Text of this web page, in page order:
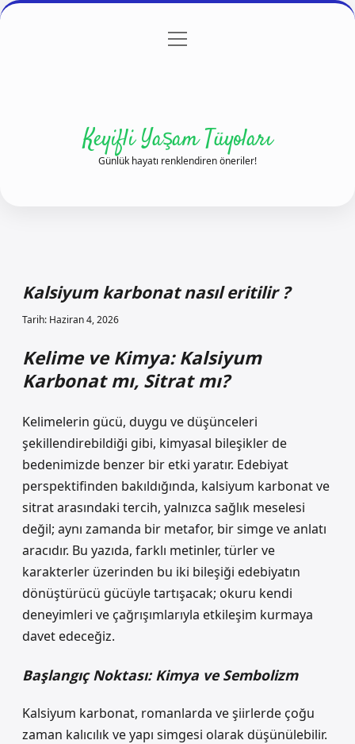
Gizlilik Politikası
menüyü
Keyifli Yaşam Tüyoları
Günlük hayatı renklendiren öneriler!
Kalsiyum karbonat nasıl eritilir ?
Tarih: Haziran 4, 2026
Kelime ve Kimya: Kalsiyum
Karbonat mı, Sitrat mı?
Kelimelerin gücü, duygu ve düşünceleri
şekillendirebildiği gibi, kimyasal bileşikler de
bedenimizde benzer bir etki yaratır. Edebiyat
perspektifinden bakıldığında, kalsiyum karbonat ve
sitrat arasındaki tercih, yalnızca sağlık meselesi
değil; aynı zamanda bir metafor, bir simge ve anlatı
aracıdır. Bu yazıda, farklı metinler, türler ve
karakterler üzerinden bu iki bileşiği edebiyatın
dönüştürücü gücüyle tartışacak; okuru kendi
deneyimleri ve çağrışımlarıyla etkileşim kurmaya
davet edeceğiz.
Başlangıç Noktası: Kimya ve Sembolizm
Kalsiyum karbonat, romanlarda ve şiirlerde çoğu
zaman kalıcılık ve yapı simgesi olarak düşünülebilir.